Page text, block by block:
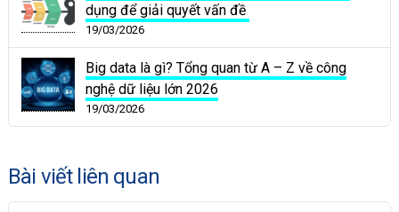
dụng để giải quyết vấn đề
19/03/2026
Big data là gì? Tổng quan từ A – Z về công
nghệ dữ liệu lớn 2026
19/03/2026
Bài viết liên quan